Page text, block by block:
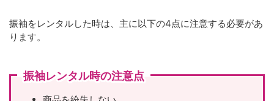
振袖をレンタルした時は、主に以下の4点に注意する必要があ
ります。
振袖レンタル時の注意点